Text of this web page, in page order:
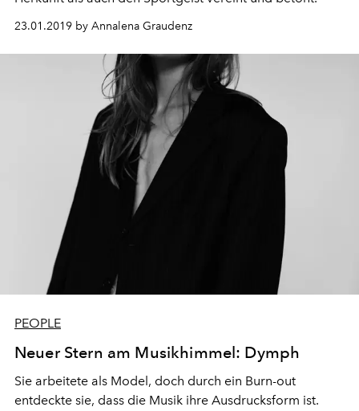
23.01.2019 by Annalena Graudenz
PEOPLE
Neuer Stern am Musikhimmel: Dymph
Sie arbeitete als Model, doch durch ein Burn-out
entdeckte sie, dass die Musik ihre Ausdrucksform ist.